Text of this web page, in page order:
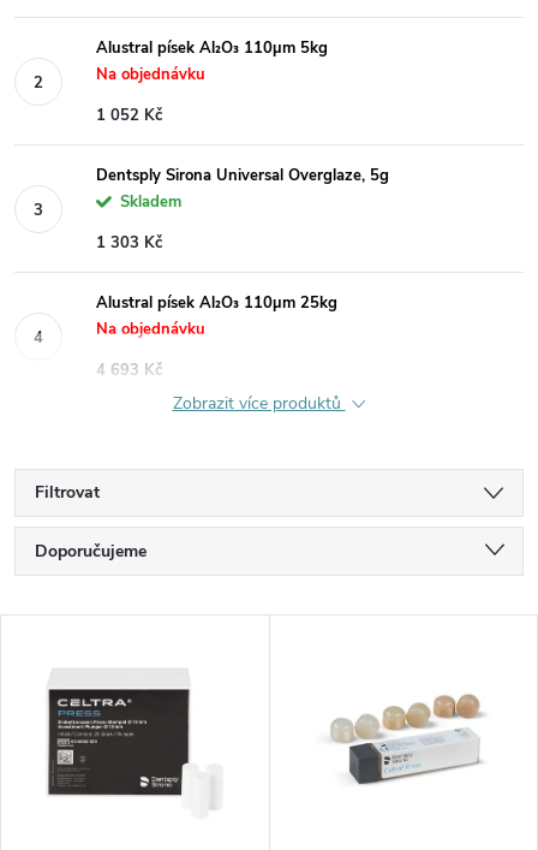
Alustral písek Al₂O₃ 110µm 5kg
Na objednávku
1 052 Kč
Dentsply Sirona Universal Overglaze, 5g
Skladem
1 303 Kč
Alustral písek Al₂O₃ 110µm 25kg
Na objednávku
4 693 Kč
Zobrazit více produktů
Filtrovat
Ř
a
Doporučujeme
Nejprodávanější
Abecedně